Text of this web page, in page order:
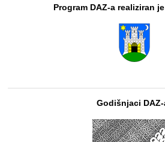
Program DAZ-a realiziran
Godišnjaci DAZ-